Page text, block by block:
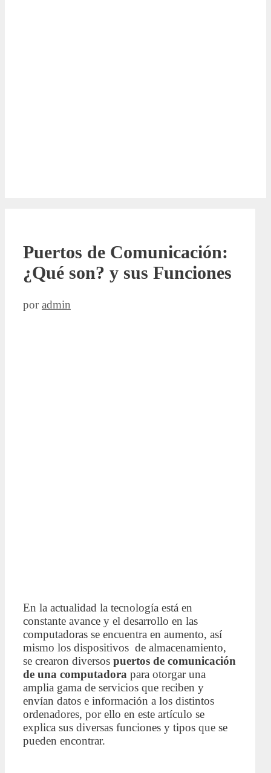
Puertos de Comunicación:
¿Qué son? y sus Funciones
poradmin
En la actualidad la tecnología está en
constante avance y el desarrollo en las
computadoras se encuentra en aumento, así
mismo los dispositivos de almacenamiento,
se crearon diversos puertos de comunicación
de una computadora para otorgar una
amplia gama de servicios que reciben y
envían datos e información a los distintos
ordenadores, por ello en este artículo se
explica sus diversas funciones y tipos que se
pueden encontrar.